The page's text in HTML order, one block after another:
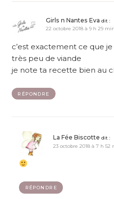
Girls n Nantes Eva dit :
22 octobre 2018 à 9 h 29 min
c’est exactement ce que
très peu de viande
je note ta recette bien au
RÉPONDRE
La Fée Biscotte dit :
23 octobre 2018 à 7 h 52
RÉPONDRE